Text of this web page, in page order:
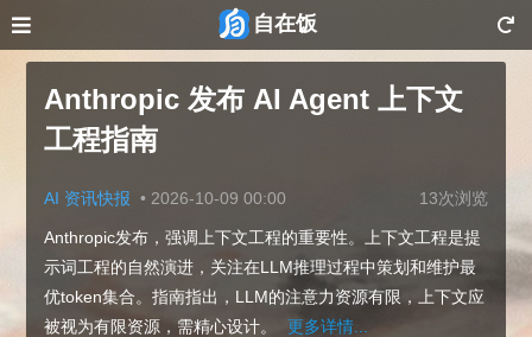
自在饭
Anthropic 发布 AI Agent 上下文
工程指南
AI 资讯快报 • 2026-10-09 00:00 13次浏览
Anthropic发布，强调上下文工程的重要性。上下文工程是提
示词工程的自然演进，关注在LLM推理过程中策划和维护最
优token集合。指南指出，LLM的注意力资源有限，上下文应
被视为有限资源，需精心设计。
更多详情...